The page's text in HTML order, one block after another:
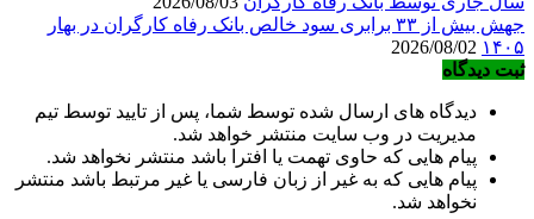
جهش بیش از ۳۳ برابری سود خالص بانک رفاه کارگران در بهار
۱۴۰۵
ثبت دیدگاه
دیدگاه های ارسال شده توسط شما، پس از تایید توسط تیم
مدیریت در وب سایت منتشر خواهد شد.
پیام هایی که حاوی تهمت یا افترا باشد منتشر نخواهد شد.
پیام هایی که به غیر از زبان فارسی یا غیر مرتبط باشد منتشر
نخواهد شد.